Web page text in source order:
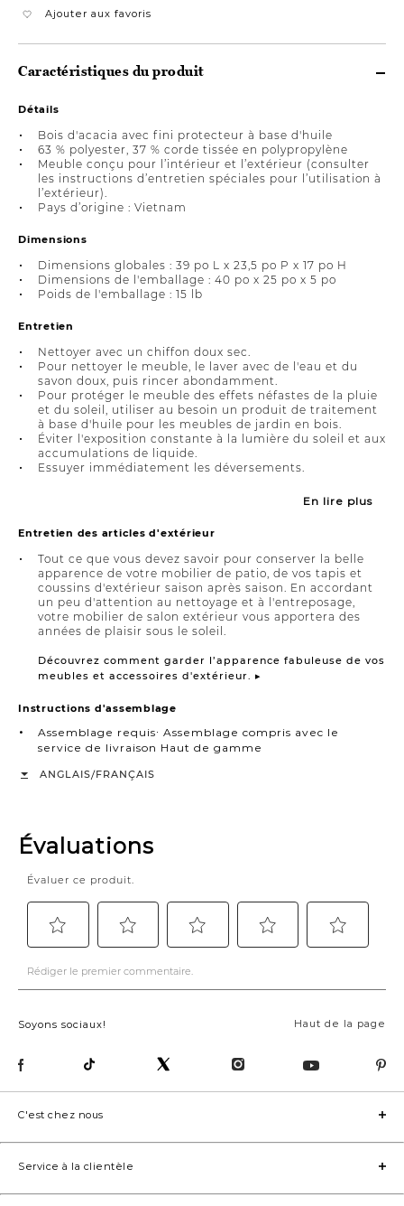
Ajouter aux favoris
Caractéristiques du produit
Détails
Bois d'acacia avec fini protecteur à base d'huile
63 % polyester, 37 % corde tissée en polypropylène
Meuble conçu pour l’intérieur et l’extérieur (consulter
les instructions d’entretien spéciales pour l’utilisation à
l’extérieur).
Pays d’origine : Vietnam
Dimensions
Dimensions globales : 39 po L x 23,5 po P x 17 po H
Dimensions de l'emballage : 40 po x 25 po x 5 po
Poids de l'emballage : 15 lb
Entretien
Nettoyer avec un chiffon doux sec.
Pour nettoyer le meuble, le laver avec de l'eau et du
savon doux, puis rincer abondamment.
Pour protéger le meuble des effets néfastes de la pluie
et du soleil, utiliser au besoin un produit de traitement
à base d'huile pour les meubles de jardin en bois.
Éviter l'exposition constante à la lumière du soleil et aux
accumulations de liquide.
Essuyer immédiatement les déversements.
En lire plus
Entretien des articles d'extérieur
Tout ce que vous devez savoir pour conserver la belle
apparence de votre mobilier de patio, de vos tapis et
coussins d'extérieur saison après saison. En accordant
un peu d'attention au nettoyage et à l'entreposage,
votre mobilier de salon extérieur vous apportera des
années de plaisir sous le soleil.
Découvrez comment garder l’apparence fabuleuse de vos
meubles et accessoires d'extérieur. ▸
Instructions d'assemblage
Assemblage requis∙ Assemblage compris avec le
service de livraison Haut de gamme
ANGLAIS/FRANÇAIS
Haut de la page
Soyons sociaux!
C'est chez nous
Service à la clientèle